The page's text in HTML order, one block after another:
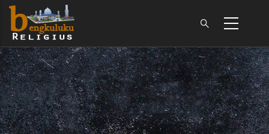
Skip
main
content